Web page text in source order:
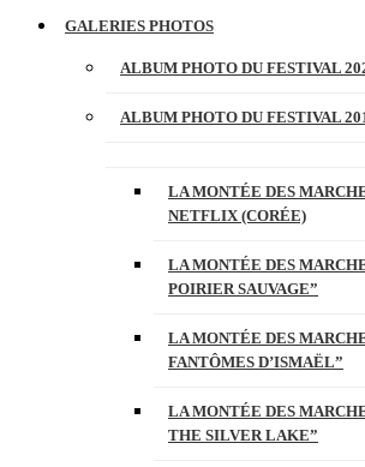
GALERIES PHOTOS
ALBUM PHOTO DU FESTIVAL
ALBUM PHOTO DU FESTIVAL
LA MONTÉE DES
NETFLIX (CORÉE)
LA MONTÉE DES
POIRIER SAUVAGE”
LA MONTÉE DES
FANTÔMES D’ISMAËL”
LA MONTÉE DES
THE SILVER LAKE”